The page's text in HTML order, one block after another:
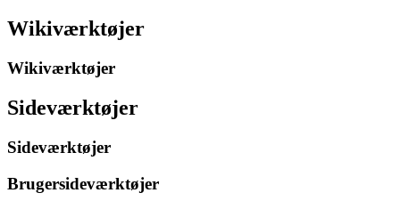
Wikiværktøjer
Wikiværktøjer
Sideværktøjer
Sideværktøjer
Brugersideværktøjer